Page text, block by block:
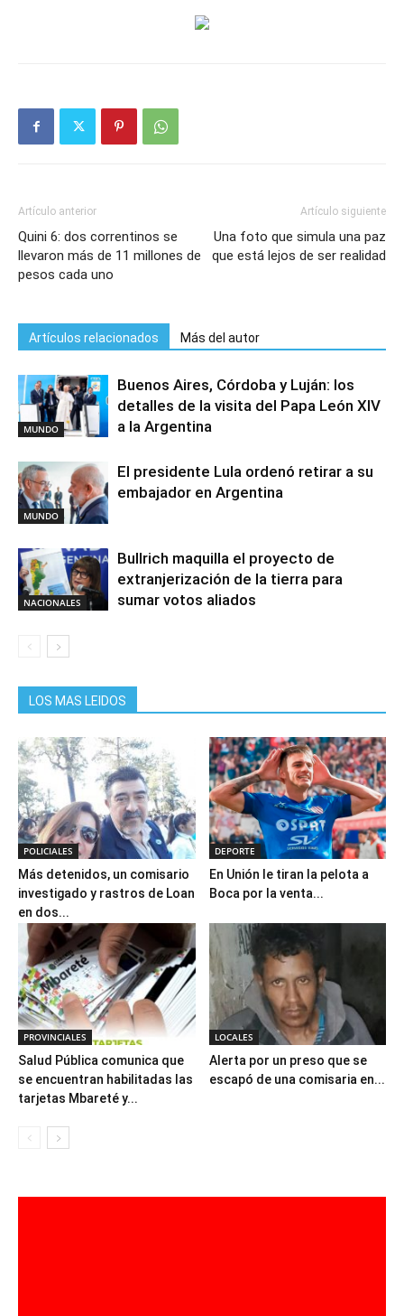
Artículo anterior
Quini 6: dos correntinos se
llevaron más de 11 millones de
pesos cada uno
Artículo siguiente
Una foto que simula una paz
que está lejos de ser realidad
Artículos relacionados Más del autor
MUNDO
Buenos Aires, Córdoba y Luján: los
detalles de la visita del Papa León XIV
a la Argentina
MUNDO
El presidente Lula ordenó retirar a su
embajador en Argentina
NACIONALES
Bullrich maquilla el proyecto de
extranjerización de la tierra para
sumar votos aliados
LOS MAS LEIDOS
POLICIALES
Más detenidos, un comisario
investigado y rastros de Loan
en dos...
DEPORTE
En Unión le tiran la pelota a
Boca por la venta...
PROVINCIALES
Salud Pública comunica que
se encuentran habilitadas las
tarjetas Mbareté y...
LOCALES
Alerta por un preso que se
escapó de una comisaria en...